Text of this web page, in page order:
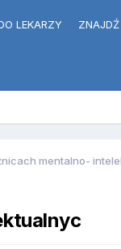
LEKARZY
mentalno-